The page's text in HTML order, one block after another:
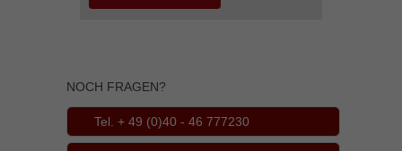
NOCH FRAGEN?
Tel. + 49 (0)40 - 46 777230
Cookie-Informationen anzeigen
powered by Borlabs Cookie Datenschutzerklärung